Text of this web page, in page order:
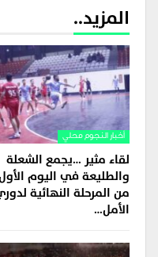
المزيد..
أخبار النجوم محلي
لقاء مثير …يجمع الشعلة
والطليعة في اليوم الأول
من المرحلة النهائية لدوري
الأمل…